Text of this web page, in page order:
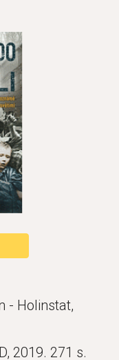
- Holinstat,
2019. 271 s.